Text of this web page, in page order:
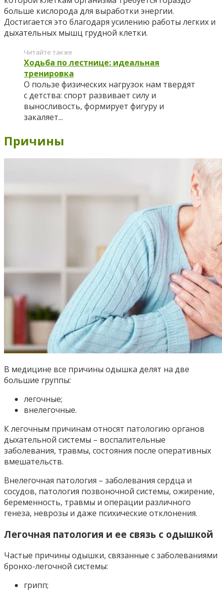
больше кислорода для выработки энергии.
Достигается это благодаря усилению работы легких и
дыхательных мышц грудной клетки.
Читайте также
Ходьба по лестнице: идеальная
тренировка
О пользе физических нагрузок нам твердят
с детства: спорт развивает силу и
выносливость, формирует фигуру и
закаляет...
Причины
В медицине все причины одышка делят на две
большие группы:
легочные;
внелегочные.
К легочным причинам относят патологию органов
дыхательной системы – воспалительные
заболевания, травмы, состояния после оперативных
вмешательств.
Внелегочная патология – заболевания сердца и
сосудов, патология позвоночной системы, ожирение,
беременность, травмы и операции различного
генеза, неврозы и даже психические отклонения.
Легочная патология и ее связь с одышкой
Частые причины одышки, связанные с заболеваниями
бронхо-легочной системы:
грипп;